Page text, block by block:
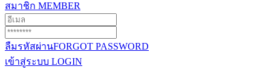
สมาชิก MEMBER
ลืมรหัสผ่านFORGOT PASSWORD
เข้าสู่ระบบ LOGIN